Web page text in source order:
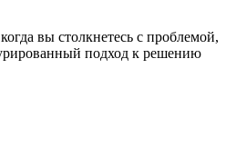
вы столкнетесь с проблемой,
подход к решению